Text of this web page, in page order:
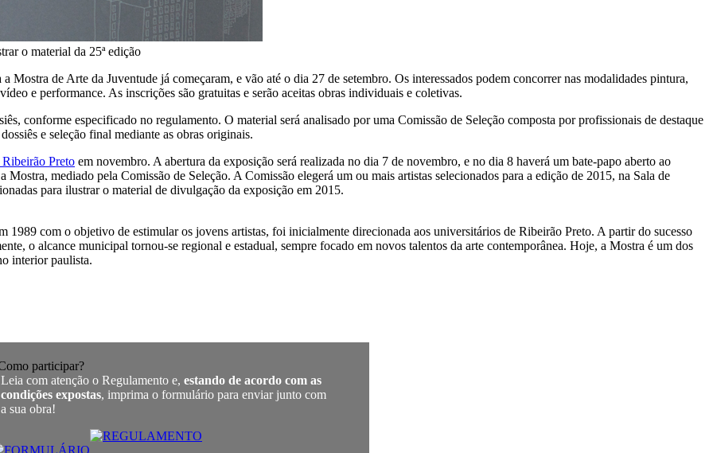
o material da 25ª edição
Mostra de Arte da Juventude já começaram, e vão até o dia 27 de setembro. Os interessados podem concorrer nas modalidades pintura,
e performance. As inscrições são gratuitas e serão aceitas obras individuais e coletivas.
conforme especificado no regulamento. O material será analisado por uma Comissão de Seleção composta por profissionais de destaque
e seleção final mediante as obras originais.
Ribeirão Preto em novembro. A abertura da exposição será realizada no dia 7 de novembro, e no dia 8 haverá um bate-papo aberto ao
mediado pela Comissão de Seleção. A Comissão elegerá um ou mais artistas selecionados para a edição de 2015, na Sala de
para ilustrar o material de divulgação da exposição em 2015.
1989 com o objetivo de estimular os jovens artistas, foi inicialmente direcionada aos universitários de Ribeirão Preto. A partir do sucesso
o alcance municipal tornou-se regional e estadual, sempre focado em novos talentos da arte contemporânea. Hoje, a Mostra é um dos
interior paulista.
participar?
com atenção o Regulamento e, estando de acordo com as
expostas, imprima o formulário para enviar junto com
sua obra!